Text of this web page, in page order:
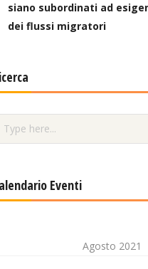
siano subordinati ad
dei flussi migratori
Eventi
Agosto 2021